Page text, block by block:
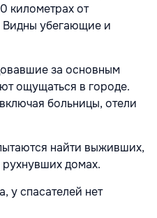
километрах от
Видны убегающие и
за основным
ощущаться в городе.
больницы, отели
найти выживших,
домах.
у спасателей нет